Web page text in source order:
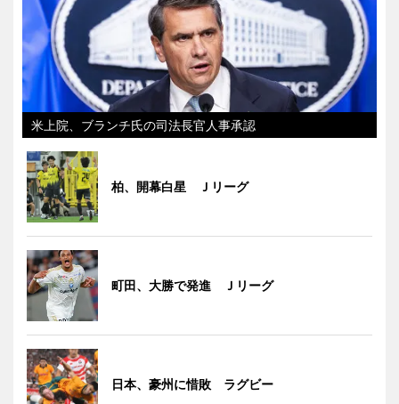
米上院、ブランチ氏の司法長官人事承認
柏、開幕白星 Ｊリーグ
町田、大勝で発進 Ｊリーグ
日本、豪州に惜敗 ラグビー